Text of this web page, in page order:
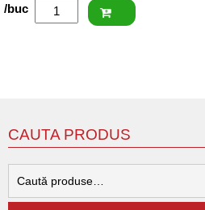
Cantitate
/buc
CAUTA PRODUS